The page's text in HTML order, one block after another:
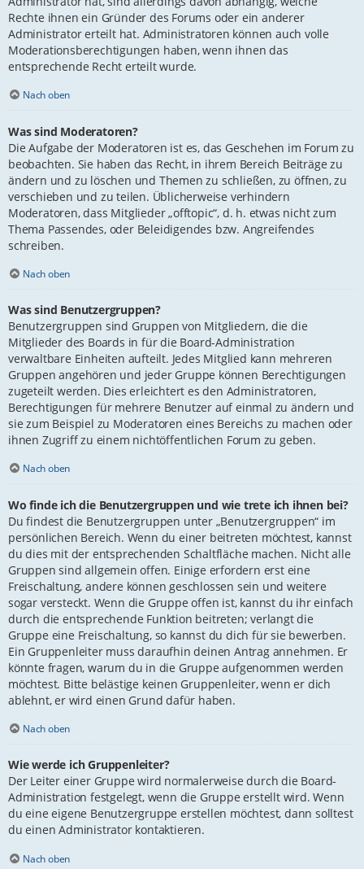
Rechte ihnen ein Gründer des Forums oder ein anderer
Administrator erteilt hat. Administratoren können auch volle
Moderationsberechtigungen haben, wenn ihnen das
entsprechende Recht erteilt wurde.
Nach oben
Was sind Moderatoren?
Die Aufgabe der Moderatoren ist es, das Geschehen im Forum zu
beobachten. Sie haben das Recht, in ihrem Bereich Beiträge zu
ändern und zu löschen und Themen zu schließen, zu öffnen, zu
verschieben und zu teilen. Üblicherweise verhindern
Moderatoren, dass Mitglieder „offtopic“, d. h. etwas nicht zum
Thema Passendes, oder Beleidigendes bzw. Angreifendes
schreiben.
Nach oben
Was sind Benutzergruppen?
Benutzergruppen sind Gruppen von Mitgliedern, die die
Mitglieder des Boards in für die Board-Administration
verwaltbare Einheiten aufteilt. Jedes Mitglied kann mehreren
Gruppen angehören und jeder Gruppe können Berechtigungen
zugeteilt werden. Dies erleichtert es den Administratoren,
Berechtigungen für mehrere Benutzer auf einmal zu ändern und
sie zum Beispiel zu Moderatoren eines Bereichs zu machen oder
ihnen Zugriff zu einem nichtöffentlichen Forum zu geben.
Nach oben
Wo finde ich die Benutzergruppen und wie trete ich ihnen bei?
Du findest die Benutzergruppen unter „Benutzergruppen“ im
persönlichen Bereich. Wenn du einer beitreten möchtest, kannst
du dies mit der entsprechenden Schaltfläche machen. Nicht alle
Gruppen sind allgemein offen. Einige erfordern erst eine
Freischaltung, andere können geschlossen sein und weitere
sogar versteckt. Wenn die Gruppe offen ist, kannst du ihr einfach
durch die entsprechende Funktion beitreten; verlangt die
Gruppe eine Freischaltung, so kannst du dich für sie bewerben.
Ein Gruppenleiter muss daraufhin deinen Antrag annehmen. Er
könnte fragen, warum du in die Gruppe aufgenommen werden
möchtest. Bitte belästige keinen Gruppenleiter, wenn er dich
ablehnt, er wird einen Grund dafür haben.
Nach oben
Wie werde ich Gruppenleiter?
Der Leiter einer Gruppe wird normalerweise durch die Board-
Administration festgelegt, wenn die Gruppe erstellt wird. Wenn
du eine eigene Benutzergruppe erstellen möchtest, dann solltest
du einen Administrator kontaktieren.
Nach oben